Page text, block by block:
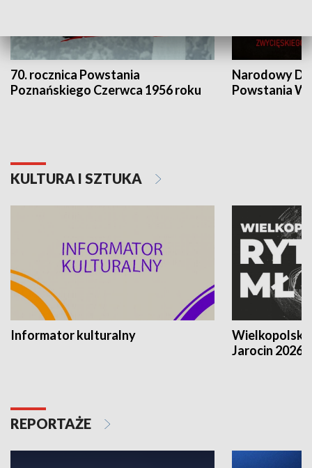
70. rocznica Powstania
Poznańskiego Czerwca 1956 roku
Narodowy
Powstania
KULTURA I SZTUKA
Informator kulturalny
Jarocin 2026
REPORTAŻE